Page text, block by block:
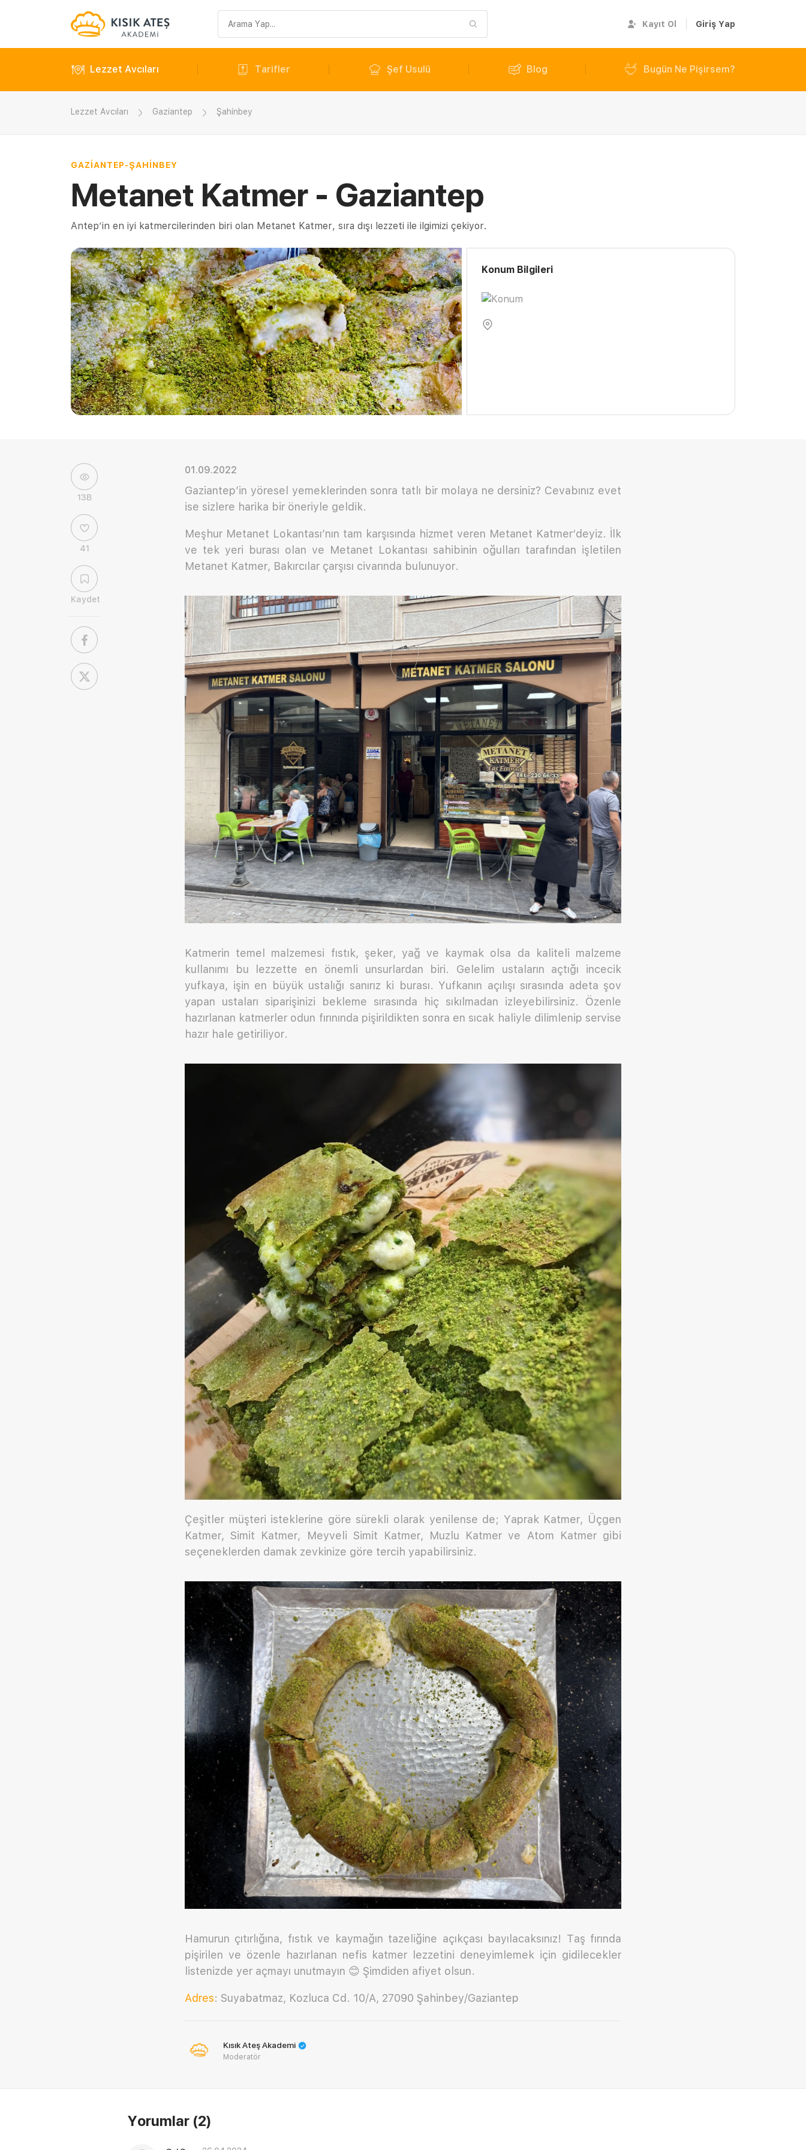
sorgusu
Kayıt Ol Giriş Yap
Lezzet Avcıları Tarifler Şef Usulü Blog Bugün Ne Pişirsem?
Lezzet Avcıları Gaziantep Şahinbey
GAZIANTEP-ŞAHINBEY
Metanet Katmer - Gaziantep
Antep’in en iyi katmercilerinden biri olan Metanet Katmer, sıra dışı lezzeti ile ilgimizi çekiyor.
Konum Bilgileri
13B
41
Kaydet
01.09.2022
Gaziantep’in yöresel yemeklerinden sonra tatlı bir molaya ne dersiniz? Cevabınız evet
ise sizlere harika bir öneriyle geldik.
Meşhur Metanet Lokantası’nın tam karşısında hizmet veren Metanet Katmer‘deyiz. İlk
ve tek yeri burası olan ve Metanet Lokantası sahibinin oğulları tarafından işletilen
Metanet Katmer, Bakırcılar çarşısı civarında bulunuyor.
Katmerin temel malzemesi fıstık, şeker, yağ ve kaymak olsa da kaliteli malzeme
kullanımı bu lezzette en önemli unsurlardan biri. Gelelim ustaların açtığı incecik
yufkaya, işin en büyük ustalığı sanırız ki burası. Yufkanın açılışı sırasında adeta şov
yapan ustaları siparişinizi bekleme sırasında hiç sıkılmadan izleyebilirsiniz. Özenle
hazırlanan katmerler odun fırınında pişirildikten sonra en sıcak haliyle dilimlenip servise
hazır hale getiriliyor.
Çeşitler müşteri isteklerine göre sürekli olarak yenilense de; Yaprak Katmer, Üçgen
Katmer, Simit Katmer, Meyveli Simit Katmer, Muzlu Katmer ve Atom Katmer gibi
seçeneklerden damak zevkinize göre tercih yapabilirsiniz.
Hamurun çıtırlığına, fıstık ve kaymağın tazeliğine açıkçası bayılacaksınız! Taş fırında
pişirilen ve özenle hazırlanan nefis katmer lezzetini deneyimlemek için gidilecekler
listenizde yer açmayı unutmayın 😊 Şimdiden afiyet olsun.
Adres: Suyabatmaz, Kozluca Cd. 10/A, 27090 Şahinbey/Gaziantep
Kısık Ateş Akademi
Moderatör
Yorumlar (2)